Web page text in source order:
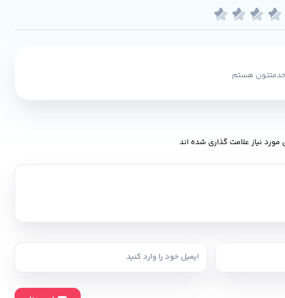
هستم
مورد نیاز علامت گذاری شده اند